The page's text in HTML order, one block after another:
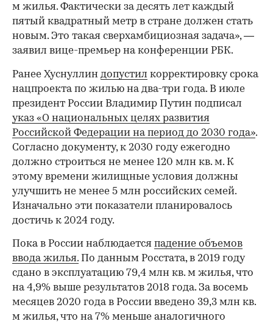
м жилья. Фактически за десять лет каждый
пятый квадратный метр в стране должен стать
новым. Это такая сверхамбициозная задача», —
заявил вице-премьер на конференции РБК.
Ранее Хуснуллин допустил корректировку срока
нацпроекта по жилью на два-три года. В июле
президент России Владимир Путин подписал
указ «О национальных целях развития
Российской Федерации на период до 2030 года».
Согласно документу, к 2030 году ежегодно
должно строиться не менее 120 млн кв. м. К
этому времени жилищные условия должны
улучшить не менее 5 млн российских семей.
Изначально эти показатели планировалось
достичь к 2024 году.
Пока в России наблюдается падение объемов
ввода жилья. По данным Росстата, в 2019 году
сдано в эксплуатацию 79,4 млн кв. м жилья, что
на 4,9% выше результатов 2018 года. За восемь
месяцев 2020 года в России введено 39,3 млн кв.
м жилья, что на 7% меньше аналогичного